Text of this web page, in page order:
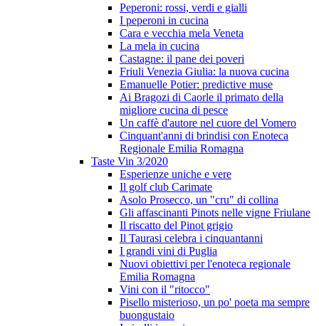
Peperoni: rossi, verdi e gialli
I peperoni in cucina
Cara e vecchia mela Veneta
La mela in cucina
Castagne: il pane dei poveri
Friuli Venezia Giulia: la nuova cucina
Emanuelle Potier: predictive muse
Ai Bragozi di Caorle il primato della
migliore cucina di pesce
Un caffè d'autore nel cuore del Vomero
Cinquant'anni di brindisi con Enoteca
Regionale Emilia Romagna
Taste Vin 3/2020
Esperienze uniche e vere
Il golf club Carimate
Asolo Prosecco, un "cru" di collina
Gli affascinanti Pinots nelle vigne Friulane
Il riscatto del Pinot grigio
Il Taurasi celebra i cinquantanni
I grandi vini di Puglia
Nuovi obiettivi per l'enoteca regionale
Emilia Romagna
Vini con il "ritocco"
Pisello misterioso, un po' poeta ma sempre
buongustaio